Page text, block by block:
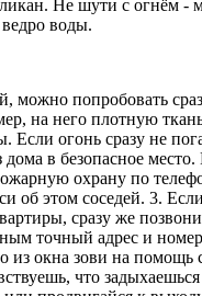
Не шути с огнём -
воды.
можно попробовать
на него плотную
огонь сразу не
в безопасное место.
охрану по
об этом соседей. 3.
сразу же
точный адрес и
из окна зови на помощь
что